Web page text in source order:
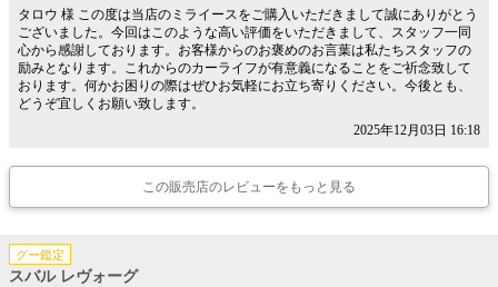
タロウ 様 この度は当店のミライースをご購入いただきまして誠にありがとう
ございました。今回はこのような高い評価をいただきまして、スタッフ一同
心から感謝しております。お客様からのお褒めのお言葉は私たちスタッフの
励みとなります。これからのカーライフが有意義になることをご祈念致して
おります。何かお困りの際はぜひお気軽にお立ち寄りください。今後とも、
どうぞ宜しくお願い致します。
2025年12月03日 16:18
この販売店のレビューをもっと見る
グー鑑定
スバル レヴォーグ